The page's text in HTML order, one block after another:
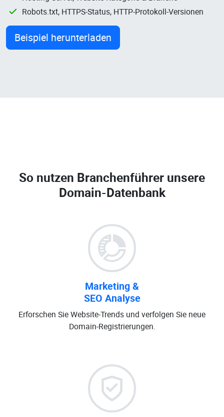
Robots.txt, HTTPS-Status, HTTP-Protokoll-Versionen
Beispiel herunterladen
So nutzen Branchenführer unsere
Domain-Datenbank
Marketing &
SEO Analyse
Erforschen Sie Website-Trends und verfolgen Sie neue
Domain-Registrierungen.